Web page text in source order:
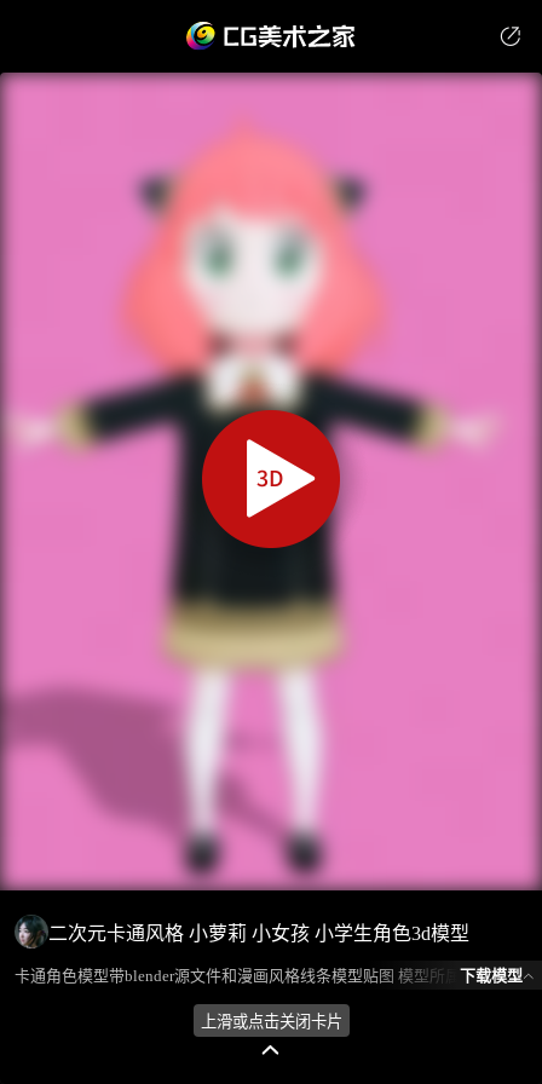
二次元卡通风格 小萝莉 小女孩 小学生角色3d模型
卡通角色模型带blender源文件和漫画风格线条模型贴图 模型所属分类为“人物角色-小孩”，模型风格为卡通,现代，模型ID为100934，本模型由设计师 放羊娃的春天 在2024-08-04 19:04:42上传，含.fbx，.gltf，.blend(Blender)相关源文件下载格式，点数为43900，面数为77382，材质数为16，贴图数为4，CG美术之家持续为您更新与数字孪生、影视动画和游戏VR等相关优质资源。
下载模型
上滑或点击关闭卡片